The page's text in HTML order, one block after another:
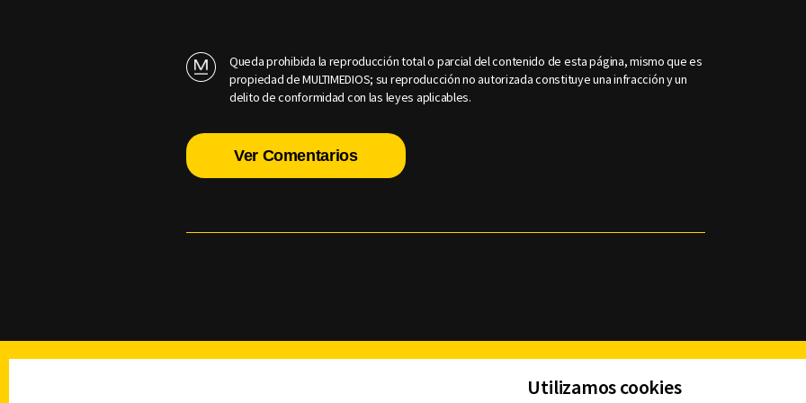
Queda prohibida la reproducción total o parcial del contenido de esta página, mismo que es
propiedad de MULTIMEDIOS; su reproducción no autorizada constituye una infracción y un
delito de conformidad con las leyes aplicables.
Ver Comentarios
Utilizamos cookies